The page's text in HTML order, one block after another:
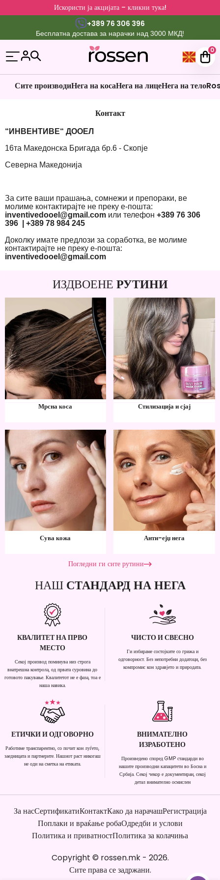
Искористи ја акцијата – кликни тука!
+389 76 306 396
Бесплатна достава за нарачки над 3000 МКД!
0
Сите производиНега на косаНега на лицеНега на тело
Контакт
“ИНВЕНТИВЕ“ ДООЕЛ
16та Македонска Бригада бр.6 - Скопје
Северна Македонија
За сите ваши прашања, сомнежи и препораки, ве
молиме контактирајте не преку е-пошта:
inventivedooel@gmail.com или телефон +389 76 306
396 | +389 78 984 245
Доколку имате предлози за соработка, ве молиме
контактирајте не преку е-пошта:
inventivedooel@gmail.com
ИЗДВОЕНЕ РУТИНИ
Мрсна коса Стилизација и сјај
Сува кожа Анти-ејџ нега
Погледни ги сите рутини
НАШ СТАНДАРД НА НЕГА
КВАЛИТЕТ НА ПРВО
МЕСТО
Секој производ поминува низ строга
внатрешна контрола, од првата суровина до
готовото пакување. Квалитетот не е фаза, тоа е
наша навика.
ЧИСТО И СВЕСНО
Ги избираме состојките со грижа и
одговорност. Без непотребни додатоци, без
компромис кон здравјето и природата.
ЕТИЧКИ И ОДГОВОРНО
Работиме транспарентно, со почит кон луѓето,
заедницата и партнерите. Нашиот раст никогаш
не оди на сметка на етиката.
ВНИМАТЕЛНО
ИЗРАБОТЕНО
Произведено според GMP стандарди во
нашите производни капацитети во Босна и
Србија. Секој чекор е документиран, секој
детал внимателно осмислен
За насСертификатиКонтактКако да нарачашРегистрација
Поплаки и враќање робаОдредби и услови
Политика и приватностПолитика за колачиња
Copyright © rossen.mk- 2026.
Сите права се задржани.